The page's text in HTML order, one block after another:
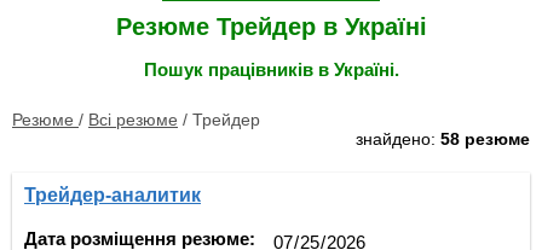
Резюме Трейдер в Україні
Пошук працівників в Україні.
Резюме / Всі резюме / Трейдер
знайдено: 58 резюме
Трейдер-аналитик
Дата розміщення резюме: